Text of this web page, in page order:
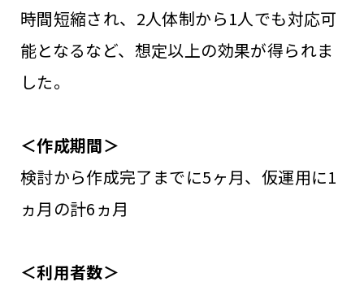
時間短縮され、2人体制から1人でも対応可
能となるなど、想定以上の効果が得られま
した。
＜作成期間＞
検討から作成完了までに5ヶ月、仮運用に1
ヵ月の計6ヵ月
＜利用者数＞